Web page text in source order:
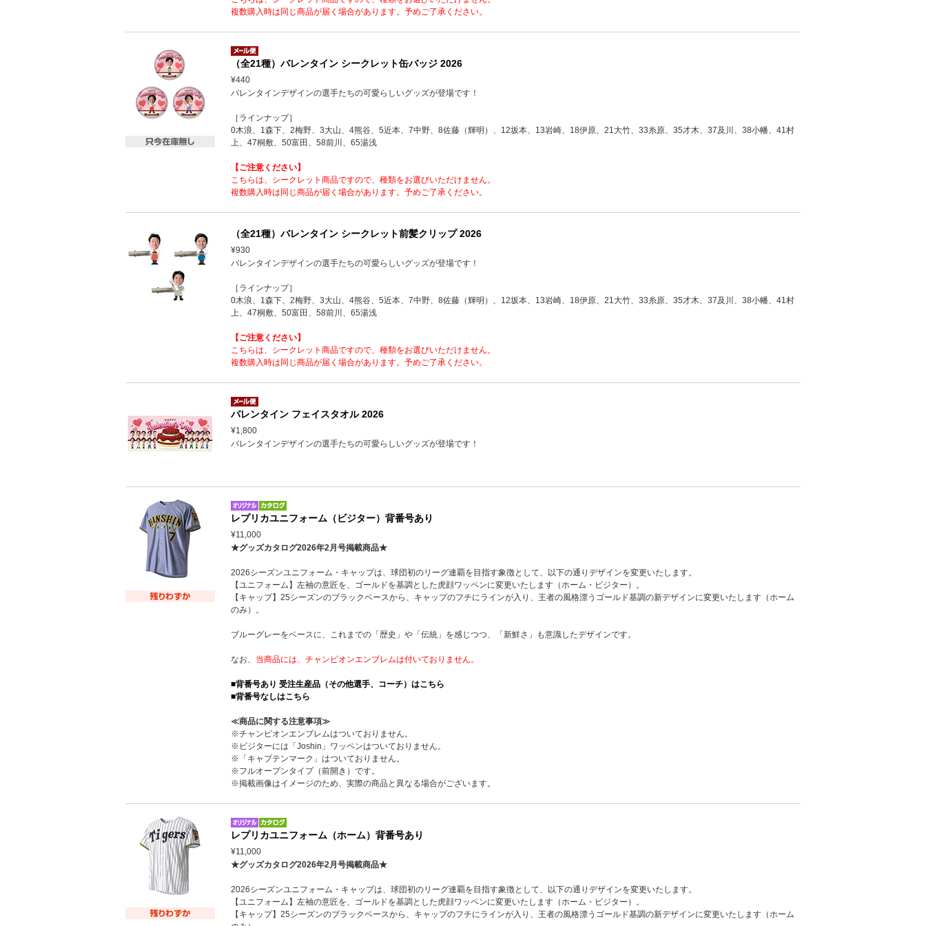
複数購入時は同じ商品が届く場合があります。予めご了承ください。
（全21種）バレンタイン シークレット缶バッジ 2026
¥440
バレンタインデザインの選手たちの可愛らしいグッズが登場です！
［ラインナップ］
0木浪、1森下、2梅野、3大山、4熊谷、5近本、7中野、8佐藤（輝明）、12坂本、13岩崎、18伊原、21大竹、33糸原、35才木、37及川、38小幡、41村
上、47桐敷、50富田、58前川、65湯浅
【ご注意ください】
こちらは、シークレット商品ですので、種類をお選びいただけません。
複数購入時は同じ商品が届く場合があります。予めご了承ください。
（全21種）バレンタイン シークレット前髪クリップ 2026
¥930
バレンタインデザインの選手たちの可愛らしいグッズが登場です！
［ラインナップ］
0木浪、1森下、2梅野、3大山、4熊谷、5近本、7中野、8佐藤（輝明）、12坂本、13岩崎、18伊原、21大竹、33糸原、35才木、37及川、38小幡、41村
上、47桐敷、50富田、58前川、65湯浅
【ご注意ください】
こちらは、シークレット商品ですので、種類をお選びいただけません。
複数購入時は同じ商品が届く場合があります。予めご了承ください。
バレンタイン フェイスタオル 2026
¥1,800
バレンタインデザインの選手たちの可愛らしいグッズが登場です！
レプリカユニフォーム（ビジター）背番号あり
¥11,000
★グッズカタログ2026年2月号掲載商品★
2026シーズンユニフォーム・キャップは、球団初のリーグ連覇を目指す象徴として、以下の通りデザインを変更いたします。
【ユニフォーム】左袖の意匠を、ゴールドを基調とした虎顔ワッペンに変更いたします（ホーム・ビジター）。
【キャップ】25シーズンのブラックベースから、キャップのフチにラインが入り、王者の風格漂うゴールド基調の新デザインに変更いたします（ホーム
のみ）。
ブルーグレーをベースに、これまでの「歴史」や「伝統」を感じつつ、「新鮮さ」も意識したデザインです。
なお、 当商品には、チャンピオンエンブレムは付いておりません。
■背番号あり 受注生産品（その他選手、コーチ）はこちら
■背番号なしはこちら
≪商品に関する注意事項≫
※チャンピオンエンブレムはついておりません。
※ビジターには「Joshin」ワッペンはついておりません。
※「キャプテンマーク」はついておりません。
※フルオープンタイプ（前開き）です。
※掲載画像はイメージのため、実際の商品と異なる場合がございます。
レプリカユニフォーム（ホーム）背番号あり
¥11,000
★グッズカタログ2026年2月号掲載商品★
2026シーズンユニフォーム・キャップは、球団初のリーグ連覇を目指す象徴として、以下の通りデザインを変更いたします。
【ユニフォーム】左袖の意匠を、ゴールドを基調とした虎顔ワッペンに変更いたします（ホーム・ビジター）。
【キャップ】25シーズンのブラックベースから、キャップのフチにラインが入り、王者の風格漂うゴールド基調の新デザインに変更いたします（ホーム